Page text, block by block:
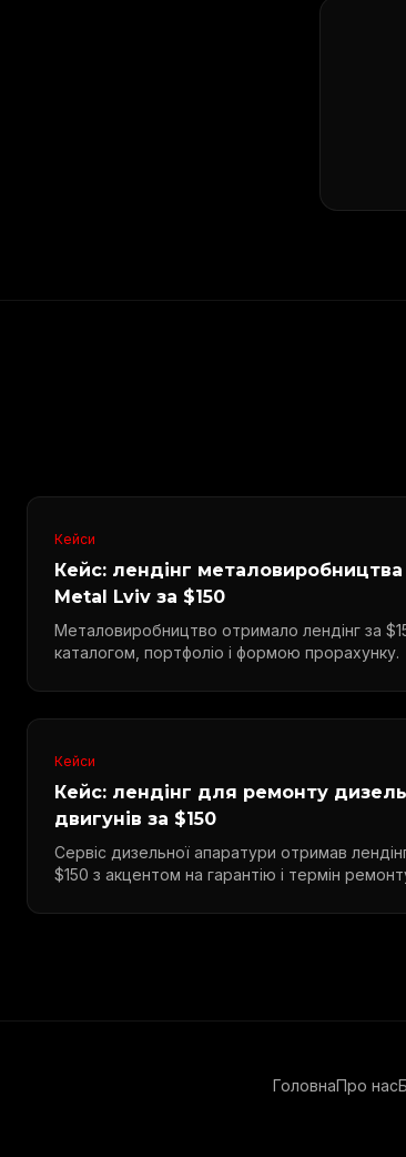
Кейси
Кейс: лендінг металовиробництва
Metal Lviv за $150
Металовиробництво отримало лендінг за
каталогом, портфоліо і формою прорахунку.
Кейси
Кейс: лендінг для ремонту
двигунів за $150
Сервіс дизельної апаратури отримав
$150 з акцентом на гарантію і термін
ГоловнаПро нас